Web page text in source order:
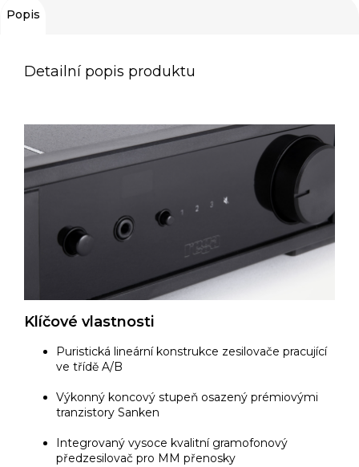
Popis
Detailní popis produktu
Klíčové vlastnosti
Puristická lineární konstrukce zesilovače pracující
ve třídě A/B
Výkonný koncový stupeň osazený prémiovými
tranzistory Sanken
Integrovaný vysoce kvalitní gramofonový
předzesilovač pro MM přenosky